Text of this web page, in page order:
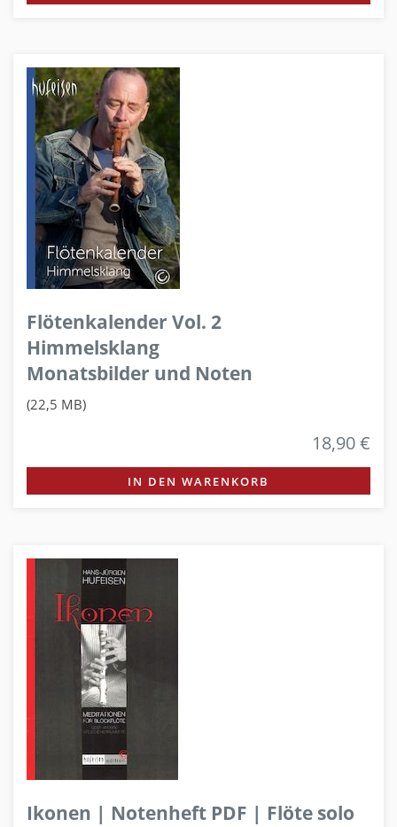
Flötenkalender Vol. 2
Himmelsklang
Monatsbilder und Noten
(22,5 MB)
18,90 €
IN DEN WARENKORB
Ikonen | Notenheft PDF | Flöte solo